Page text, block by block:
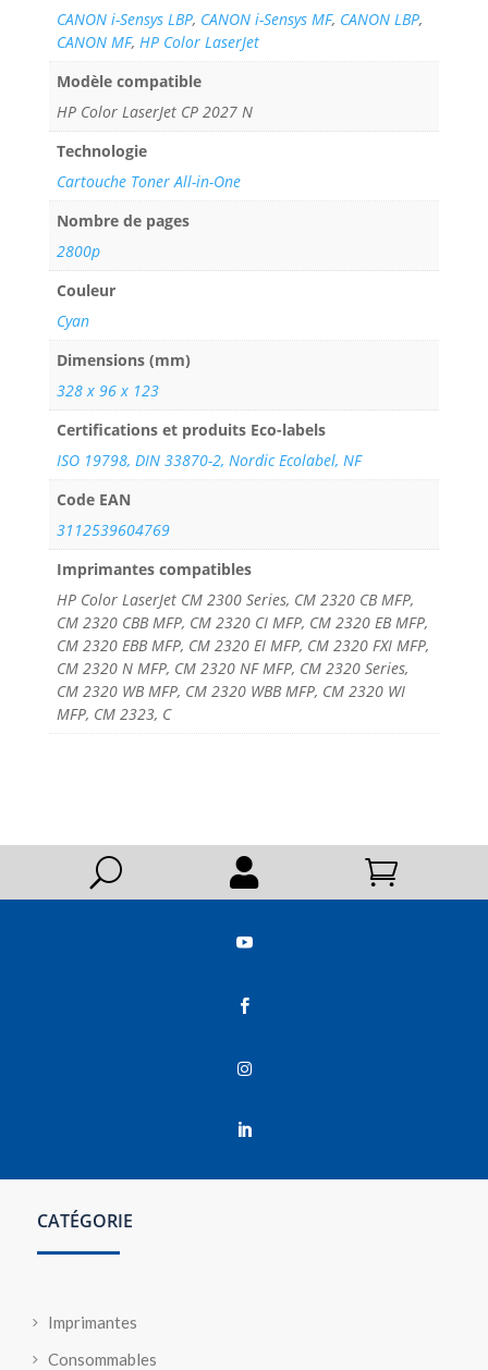
CANON i-Sensys LBP, CANON i-Sensys MF, CANON LBP,
CANON MF, HP Color LaserJet
Modèle compatible
HP Color LaserJet CP 2027 N
Technologie
Cartouche Toner All-in-One
Nombre de pages
2800p
Couleur
Cyan
Dimensions (mm)
328 x 96 x 123
Certifications et produits Eco-labels
ISO 19798, DIN 33870-2, Nordic Ecolabel, NF
Code EAN
3112539604769
Imprimantes compatibles
HP Color LaserJet CM 2300 Series, CM 2320 CB MFP,
CM 2320 CBB MFP, CM 2320 CI MFP, CM 2320 EB MFP,
CM 2320 EBB MFP, CM 2320 EI MFP, CM 2320 FXI MFP,
CM 2320 N MFP, CM 2320 NF MFP, CM 2320 Series,
CM 2320 WB MFP, CM 2320 WBB MFP, CM 2320 WI
MFP, CM 2323, C
U  




CATÉGORIE
Imprimantes
Consommables